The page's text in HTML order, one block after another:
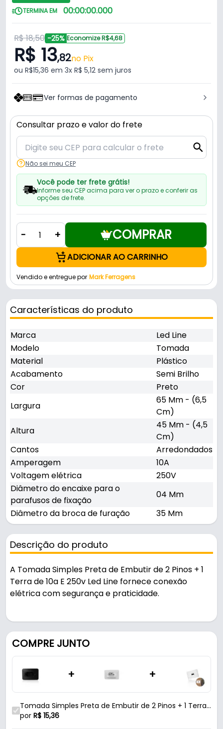
TERMINA EM 00:00:00.000
R$ 18,50 -25% Economize R$4,68
R$ 13,82no Pix
ou R$15,36 em 3x R$ 5,12 sem juros
Ver formas de pagamento
Consultar prazo e valor do frete
Não sei meu CEP
Você pode ter frete grátis!
Informe seu CEP acima para ver o prazo e conferir as
opções de frete.
- + COMPRAR
ADICIONAR AO CARRINHO
Vendido e entregue por Mark Ferragens
Características do produto
Marca
Led Line
Modelo
Tomada
Material
Plástico
Acabamento
Semi Brilho
Cor
Preto
Largura
65 Mm - (6,5
Cm)
Altura
45 Mm - (4,5
Cm)
Cantos
Arredondados
Amperagem
10A
Voltagem elétrica
250V
Diâmetro do encaixe para o
parafusos de fixação
04 Mm
Diâmetro da broca de furação
35 Mm
Descrição do produto
A Tomada Simples Preta de Embutir de 2 Pinos + 1
Terra de 10a E 250v Led Line fornece conexão
elétrica com segurança e praticidade.
instalações elétricas.
Fabricada em Plástico com acabamento semi
diário.
Características:
- Marca: Led Line
COMPRE JUNTO
+ +
Tomada Simples Preta de Embutir de 2 Pinos + 1 Terra
de 10a E 250v Led Line
por R$ 15,36